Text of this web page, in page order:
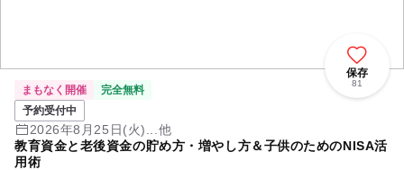
保存
81
まもなく開催
完全無料
予約受付中
2026年8月25日(火)...他
教育資金と老後資金の貯め方・増やし方＆子供のためのNISA活
用術